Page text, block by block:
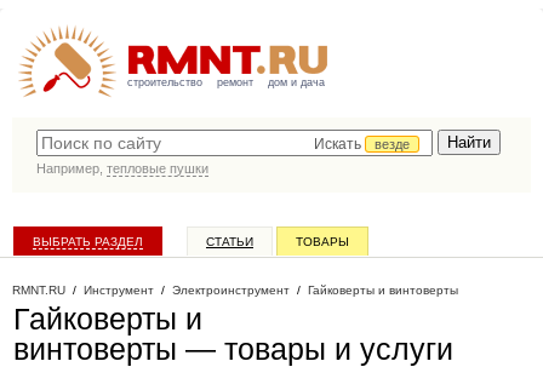
строительство ремонт дом и дача
Искать
везде
Например, тепловые пушки
ВЫБРАТЬ РАЗДЕЛ СТАТЬИ ТОВАРЫ
RMNT.RU / Инструмент / Электроинструмент / Гайковерты и винтоверты
Гайковерты и
винтоверты — товары и услуги